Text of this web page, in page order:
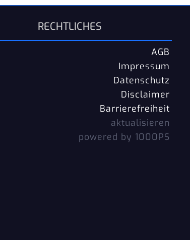
RECHTLICHES
AGB
Impressum
Datenschutz
Disclaimer
Barrierefreiheit
aktualisieren
powered by 1000PS